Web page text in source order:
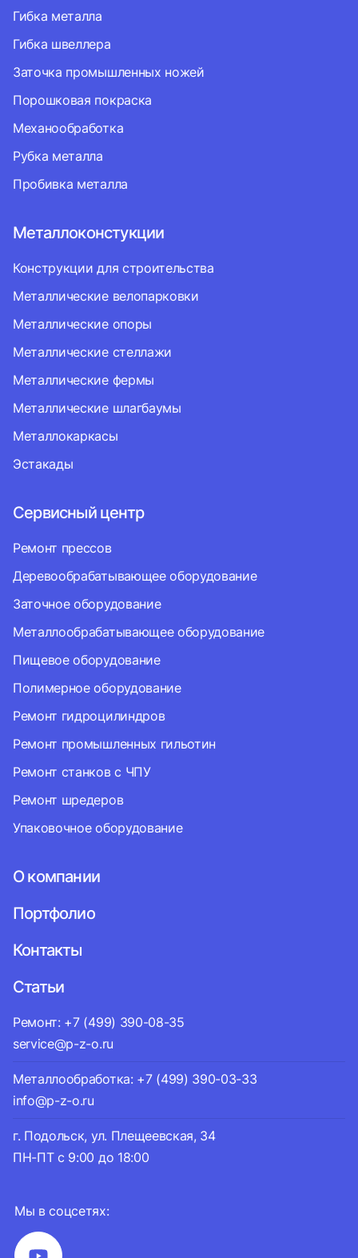
Мы в соцсетях:
Гибка металла
Гибка швеллера
Заточка промышленных ножей
Порошковая покраска
Механообработка
Рубка металла
Пробивка металла
Металлоконстукции
Конструкции для строительства
Металлические велопарковки
Металлические опоры
Металлические стеллажи
Металлические фермы
Металлические шлагбаумы
Металлокаркасы
Эстакады
Сервисный центр
Ремонт прессов
Деревообрабатывающее оборудование
Заточное оборудование
Металлообрабатывающее оборудование
Пищевое оборудование
Полимерное оборудование
Ремонт гидроцилиндров
Ремонт промышленных гильотин
Ремонт станков с ЧПУ
Ремонт шредеров
Упаковочное оборудование
О компании
Портфолио
Контакты
Статьи
Ремонт: +7 (499) 390-08-35
service@p-z-o.ru
Металлообработка: +7 (499) 390-03-33
info@p-z-o.ru
г. Подольск, ул. Плещеевская, 34
ПН-ПТ с 9:00 до 18:00